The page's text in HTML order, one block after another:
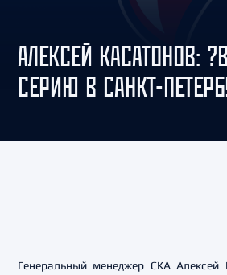
АЛЕКСЕЙ КАСАТОНОВ:
СЕРИЮ В САНКТ-
Генеральный менеджер СКА Алексей